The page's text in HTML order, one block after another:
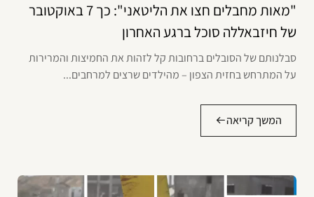
"מאות מחבלים חצו את הליטאני": כך 7 באוקטובר
של חיזבאללה סוכל ברגע האחרון
סבלנותם של הסובלים ברחובות קל לזהות את החמיצות והמרירות
על המתרחש בחזית הצפון – מהילדים שרצים למרחבים...
המשך קריאה